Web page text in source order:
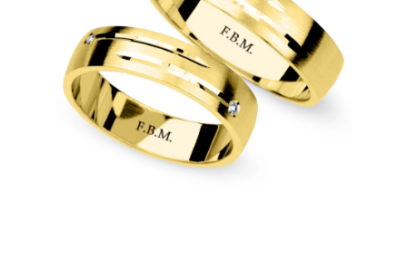
hvězdiček.